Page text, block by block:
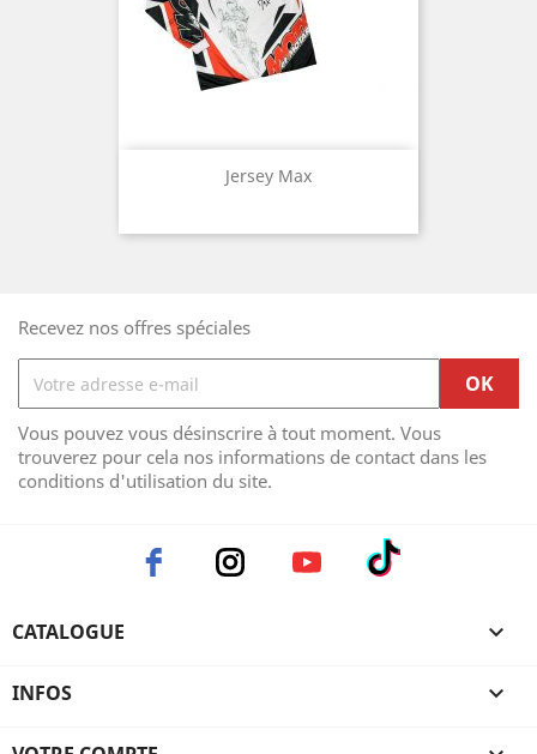
Jersey Max
Recevez nos offres spéciales
Vous pouvez vous désinscrire à tout moment. Vous
trouverez pour cela nos informations de contact dans les
conditions d'utilisation du site.
CATALOGUE 
INFOS 